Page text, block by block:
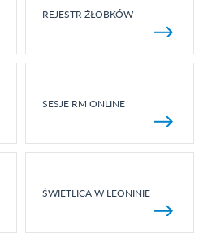
REJESTR ŻŁOBKÓW
SESJE RM ONLINE
ŚWIETLICA W LEONINIE